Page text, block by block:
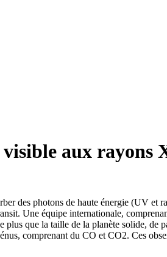
aux rayons
des photons de haute énergie (UV
Une équipe internationale,
que la taille de la planète solide,
comprenant du CO et CO2. Ces